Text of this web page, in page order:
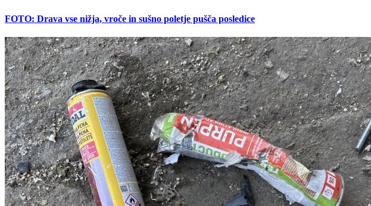
FOTO: Drava vse nižja, vroče in sušno poletje pušča posledice